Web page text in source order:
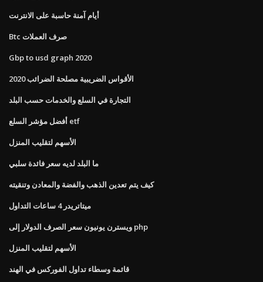
أيام آمنة حاسبة على الانترنت
Btc صرف العملات
Gbp to usd graph 2020
الأقواس الضريبية مصلحة الضرائب 2020
التجارة في السلع والخدمات حسب البلد
أفضل مؤشر السلع etf
الأسهم لتقليب المنزل
ما البلد لديه سعر فائدة سلبي
كيف يتم تعدين الذهب والفضة والمعادن وتنقيته
ميتاتريدر 4 ساعات التداول
ويسترن يونيون سعر الصرف الدولار إلى php
الأسهم لتقليب المنزل
قائمة وسطاء تداول الفوركس في الهند